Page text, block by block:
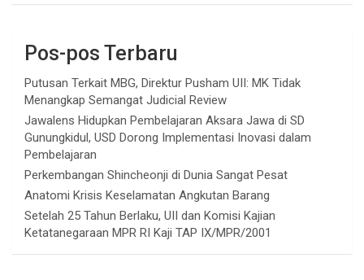
Pos-pos Terbaru
Putusan Terkait MBG, Direktur Pusham UII: MK Tidak
Menangkap Semangat Judicial Review
Jawalens Hidupkan Pembelajaran Aksara Jawa di SD
Gunungkidul, USD Dorong Implementasi Inovasi dalam
Pembelajaran
Perkembangan Shincheonji di Dunia Sangat Pesat
Anatomi Krisis Keselamatan Angkutan Barang
Setelah 25 Tahun Berlaku, UII dan Komisi Kajian
Ketatanegaraan MPR RI Kaji TAP IX/MPR/2001